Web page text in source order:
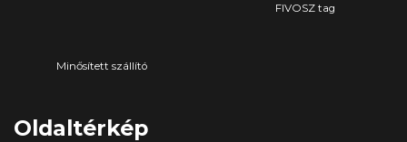
FIVOSZ tag
Minősített szállító
Oldaltérkép